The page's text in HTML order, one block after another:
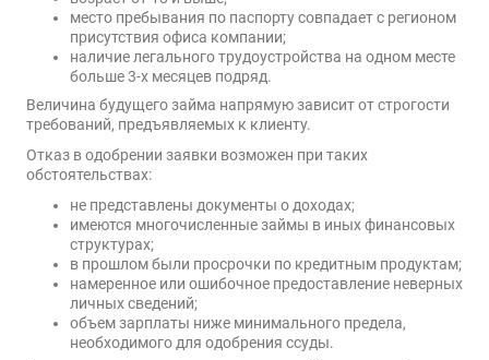
место пребывания по паспорту совпадает с регионом
присутствия офиса компании;
наличие легального трудоустройства на одном месте
больше 3-х месяцев подряд.
Величина будущего займа напрямую зависит от строгости
требований, предъявляемых к клиенту.
Отказ в одобрении заявки возможен при таких
обстоятельствах:
не представлены документы о доходах;
имеются многочисленные займы в иных финансовых
структурах;
в прошлом были просрочки по кредитным продуктам;
намеренное или ошибочное предоставление неверных
личных сведений;
объем зарплаты ниже минимального предела,
необходимого для одобрения ссуды.